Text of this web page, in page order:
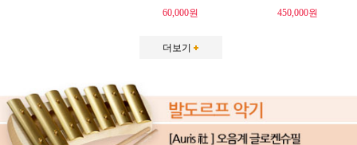
60,000원 450,000원
더보기